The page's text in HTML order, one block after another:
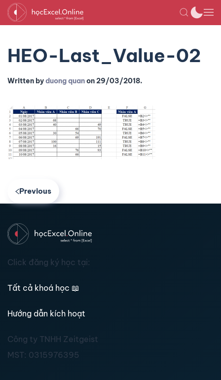
HEO-Last_Value-02
Written byduong quanon29/03/2018.
Previous
Click đăng ký học tại:
Tất cả khoá học 📖
Hướng dẫn kích hoạt
Công ty TNHH Zeitgeist
MST: 0315976395